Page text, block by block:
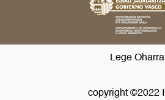
Lege Oharra
copyright ©2022